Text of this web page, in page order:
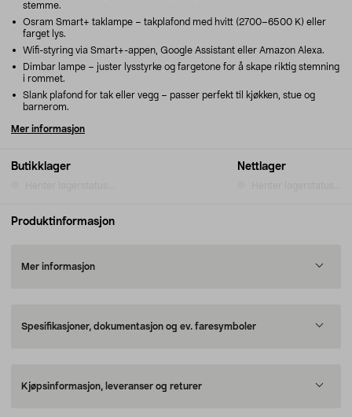
Butikklager Nettlager
stemme.
Osram Smart+ taklampe – takplafond med hvitt (2700–6500 K) eller
farget lys.
Wifi-styring via Smart+-appen, Google Assistant eller Amazon Alexa.
Dimbar lampe – juster lysstyrke og fargetone for å skape riktig stemning
i rommet.
Slank plafond for tak eller vegg – passer perfekt til kjøkken, stue og
barnerom.
Mer informasjon
Produktinformasjon
Mer informasjon
Spesifikasjoner, dokumentasjon og ev. faresymboler
Kjøpsinformasjon, leveranser og returer